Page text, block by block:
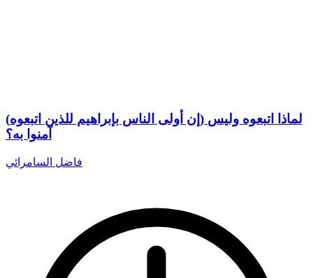
(إن أولى الناس بإبراهيم للذين اتبعوه) لماذا اتبعوه وليس
آمنوا به؟
فاضل السامرائي